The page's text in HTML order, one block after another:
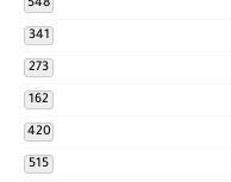
548
341
273
162
420
515